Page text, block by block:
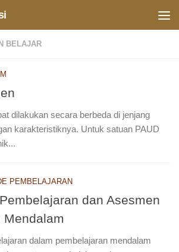
BELAJAR
dilakukan secara berbeda di jenjang
karakteristiknya. Untuk satuan PAUD
PEMBELAJARAN
dan Asesmen
Mendalam
dalam pembelajaran mendalam